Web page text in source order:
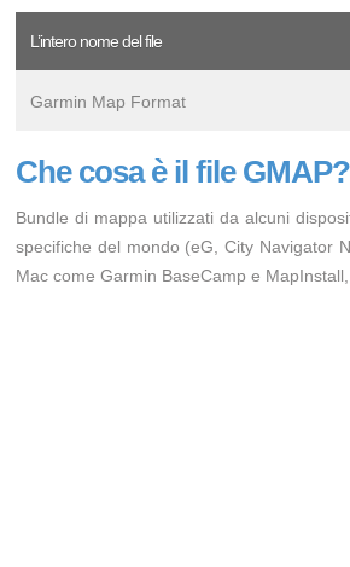
L’intero nome del file
Garmin Map Format
Che cosa è il file GMAP?
Bundle di mappa utilizzati da alcuni
specifiche del mondo (eG, City Navigator
Mac come Garmin BaseCamp e